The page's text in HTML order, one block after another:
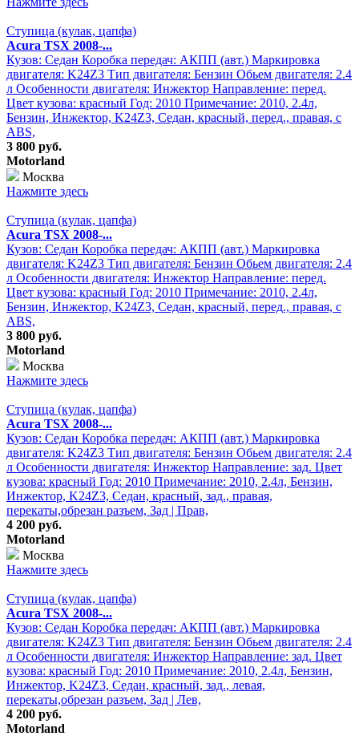
Ступица (кулак, цапфа)
Acura TSX 2008-...
Кузов: Седан Коробка передач: АКПП (авт.) Маркировка
двигателя: K24Z3 Тип двигателя: Бензин Обьем двигателя: 2.4
л Особенности двигателя: Инжектор Направление: перед.
Цвет кузова: красный Год: 2010 Примечание: 2010, 2.4л,
Бензин, Инжектор, K24Z3, Седан, красный, перед., правая, с
ABS,
3 800 руб.
Motorland
Москва
Нажмите здесь
Ступица (кулак, цапфа)
Acura TSX 2008-...
Кузов: Седан Коробка передач: АКПП (авт.) Маркировка
двигателя: K24Z3 Тип двигателя: Бензин Обьем двигателя: 2.4
л Особенности двигателя: Инжектор Направление: перед.
Цвет кузова: красный Год: 2010 Примечание: 2010, 2.4л,
Бензин, Инжектор, K24Z3, Седан, красный, перед., правая, с
ABS,
3 800 руб.
Motorland
Москва
Нажмите здесь
Ступица (кулак, цапфа)
Acura TSX 2008-...
Кузов: Седан Коробка передач: АКПП (авт.) Маркировка
двигателя: K24Z3 Тип двигателя: Бензин Обьем двигателя: 2.4
л Особенности двигателя: Инжектор Направление: зад. Цвет
кузова: красный Год: 2010 Примечание: 2010, 2.4л, Бензин,
Инжектор, K24Z3, Седан, красный, зад., правая,
перекаты,обрезан разъем, Зад | Прав,
4 200 руб.
Motorland
Москва
Нажмите здесь
Ступица (кулак, цапфа)
Acura TSX 2008-...
Кузов: Седан Коробка передач: АКПП (авт.) Маркировка
двигателя: K24Z3 Тип двигателя: Бензин Обьем двигателя: 2.4
л Особенности двигателя: Инжектор Направление: зад. Цвет
кузова: красный Год: 2010 Примечание: 2010, 2.4л, Бензин,
Инжектор, K24Z3, Седан, красный, зад., левая,
перекаты,обрезан разъем, Зад | Лев,
4 200 руб.
Motorland